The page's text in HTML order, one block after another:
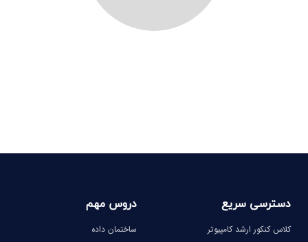
دسترسی سریع
کلاس کنکور ارشد کامپیوتر
دروس مهم
ساختمان داده